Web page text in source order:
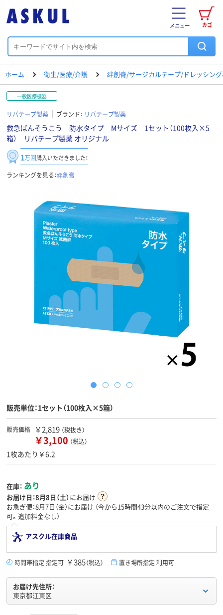
カゴ
メニュー
ホーム 衛生/医療/介護 絆創膏/サージカルテープ/ドレッシン
一般医療機器
リバテープ製薬 ブランド： リバテープ製薬
救急ばんそうこう 防水タイプ Mサイズ 1セット（100枚入×5
箱） リバテープ製薬 オリジナル
1万回購入いただきました！
ランキングを見る：絆創膏
販売単位：1セット（100枚入×5箱）
販売価格 ￥2,819 （税抜き）
￥3,100 （税込）
1枚あたり￥6.2
在庫： あり
お届け日：8月8日（土）にお届け
お急ぎ便：8月7日（金）にお届け （今から15時間43分以内のご注文で指定
可。追加料金なし）
アスクル在庫商品
時間帯指定 指定可 ￥385（税込） 置き場所指定 利用可
お届け先住所：
東京都江東区